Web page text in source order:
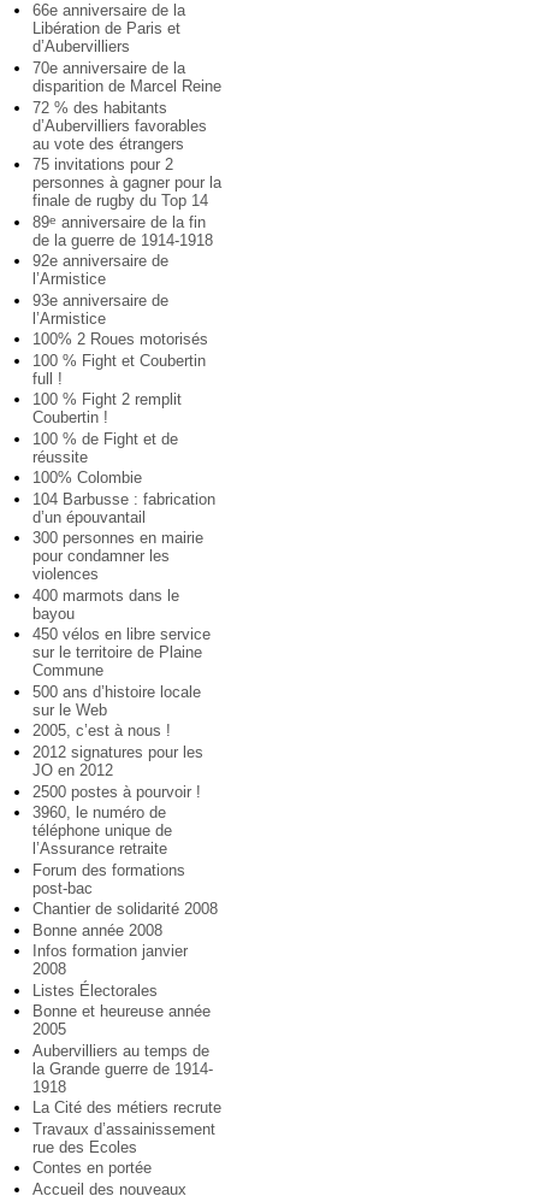
66e anniversaire de la
Libération de Paris et
d’Aubervilliers
70e anniversaire de la
disparition de Marcel Reine
72 % des habitants
d’Aubervilliers favorables
au vote des étrangers
75 invitations pour 2
personnes à gagner pour la
finale de rugby du Top 14
89e anniversaire de la fin
de la guerre de 1914-1918
92e anniversaire de
l’Armistice
93e anniversaire de
l’Armistice
100% 2 Roues motorisés
100 % Fight et Coubertin
full !
100 % Fight 2 remplit
Coubertin !
100 % de Fight et de
réussite
100% Colombie
104 Barbusse : fabrication
d’un épouvantail
300 personnes en mairie
pour condamner les
violences
400 marmots dans le
bayou
450 vélos en libre service
sur le territoire de Plaine
Commune
500 ans d’histoire locale
sur le Web
2005, c’est à nous !
2012 signatures pour les
JO en 2012
2500 postes à pourvoir !
3960, le numéro de
téléphone unique de
l’Assurance retraite
Forum des formations
post-bac
Chantier de solidarité 2008
Bonne année 2008
Infos formation janvier
2008
Listes Électorales
Bonne et heureuse année
2005
Aubervilliers au temps de
la Grande guerre de 1914-
1918
La Cité des métiers recrute
Travaux d’assainissement
rue des Ecoles
Contes en portée
Accueil des nouveaux